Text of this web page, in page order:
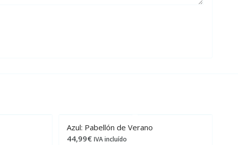
Azul: Pabellón de Verano
44,99€ IVA incluído